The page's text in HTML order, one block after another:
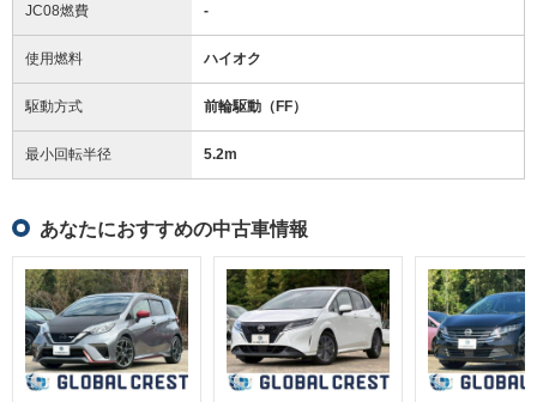
JC08燃費 -
使用燃料 ハイオク
駆動方式 前輪駆動（FF）
最小回転半径 5.2m
あなたにおすすめの中古車情報